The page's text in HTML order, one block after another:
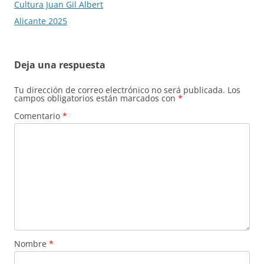
Cultura Juan Gil Albert
Alicante 2025
Deja una respuesta
Tu dirección de correo electrónico no será publicada. Los
campos obligatorios están marcados con *
Comentario *
Nombre *